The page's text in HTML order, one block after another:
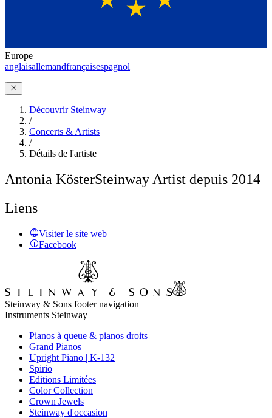
Europe
anglaisallemandfrançaisespagnol
Découvrir Steinway
/
Concerts & Artists
/
Détails de l'artiste
Antonia KösterSteinway Artist depuis 2014
Liens
Visiter le site web
Facebook
Steinway & Sons footer navigation
Instruments Steinway
Pianos à queue & pianos droits
Grand Pianos
Upright Piano | K-132
Spirio
Editions Limitées
Color Collection
Crown Jewels
Steinway d'occasion